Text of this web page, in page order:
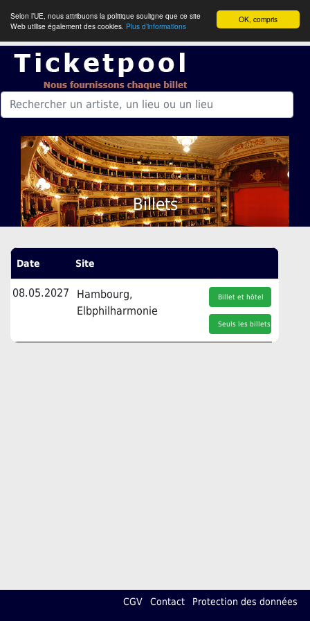
OK, compris
Selon l’UE, nous attribuons la politique souligne que ce site
Web utilise également des cookies. Plus d’informations
Billets
Date Site
08.05.2027
Hambourg,
Elbphilharmonie
Billet et hôtel
Seuls les billets
CGV Contact Protection des données